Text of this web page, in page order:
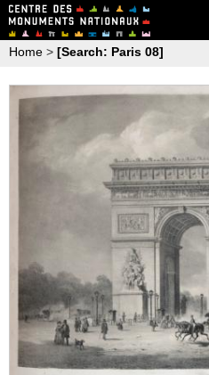
Home > [Search: Paris 08]